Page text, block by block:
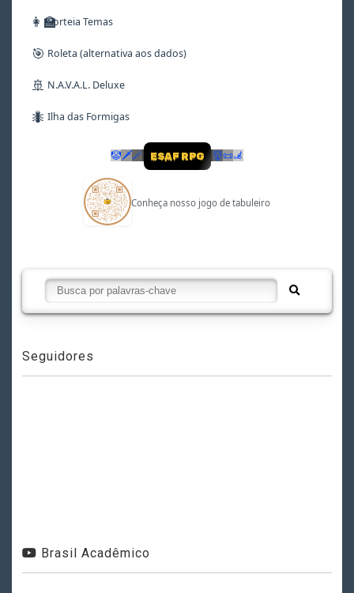
👩‍🏫Sorteia Temas
🎯 Roleta (alternativa aos dados)
🚢 N.A.V.A.L. Deluxe
🐜 Ilha das Formigas
🤡 🗡🪄 ESAF RPG 👹📜🦼
Conheça nosso jogo de tabuleiro
Seguidores
Brasil Acadêmico